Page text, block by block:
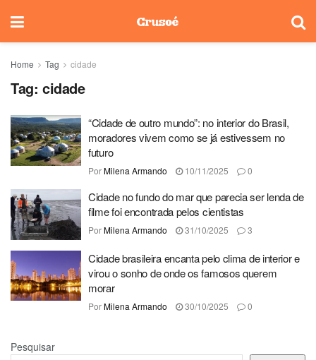
Home Tag cidade
Tag: cidade
“Cidade de outro mundo”: no interior do Brasil,
moradores vivem como se já estivessem no
futuro
PorMilena Armando 10/11/2025 0
Cidade no fundo do mar que parecia ser lenda de
filme foi encontrada pelos cientistas
PorMilena Armando 31/10/2025 3
Cidade brasileira encanta pelo clima de interior e
virou o sonho de onde os famosos querem
morar
PorMilena Armando 30/10/2025 0
Pesquisar